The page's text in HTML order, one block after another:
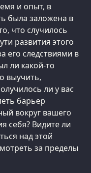
и опыт, в
была заложена в
что случилось
развития этого
его следствиями в
ли какой-то
выучить,
ли у вас
барьер
вокруг вашего
себя? Видите ли
над этой
за пределы